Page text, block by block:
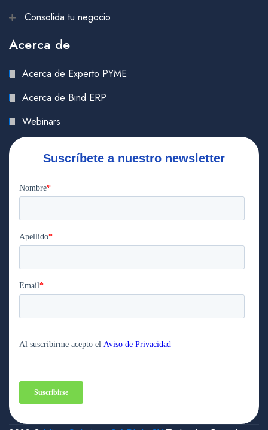
Consolida tu negocio
Acerca de
Acerca de Experto PYME
Acerca de Bind ERP
Webinars
Suscríbete a nuestro newsletter